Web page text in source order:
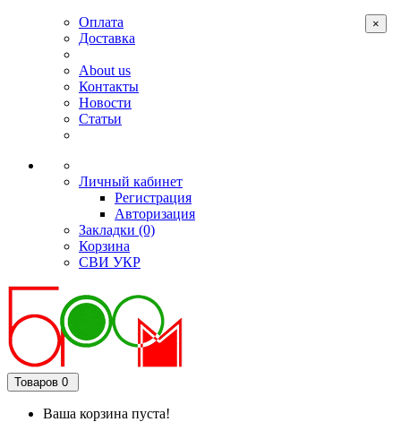
Оплата
Доставка
About us
Контакты
Новости
Статьи
Личный кабинет
Регистрация
Авторизация
Закладки (0)
Корзина
СВИ УКР
Товаров 0
Ваша корзина пуста!
×